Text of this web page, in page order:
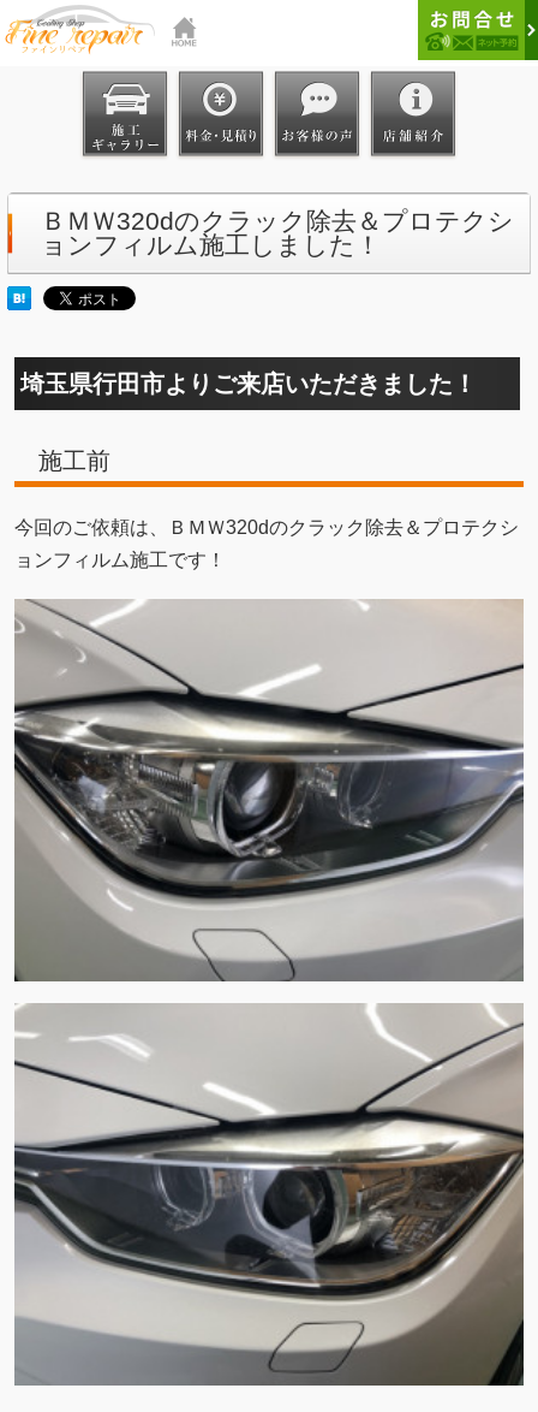
ＢＭＷ320dのクラック除去＆プロテクシ
ョンフィルム施工しました！
埼玉県行田市よりご来店いただきました！
施工前
今回のご依頼は、ＢＭＷ320dのクラック除去＆プロテクシ
ョンフィルム施工です！